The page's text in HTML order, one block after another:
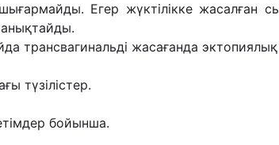
Егер жүктілікке жасалған
трансвагинальді жасағанда эктопиялық
түзілістер.
бойынша.